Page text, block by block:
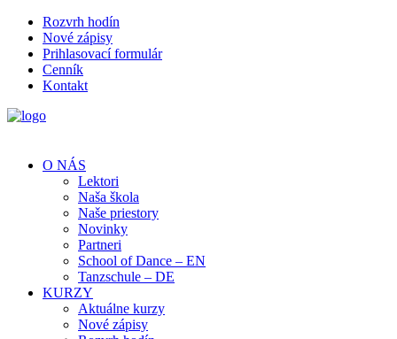
Rozvrh hodín
Nové zápisy
Prihlasovací formulár
Cenník
Kontakt
O NÁS
Lektori
Naša škola
Naše priestory
Novinky
Partneri
School of Dance – EN
Tanzschule – DE
KURZY
Aktuálne kurzy
Nové zápisy